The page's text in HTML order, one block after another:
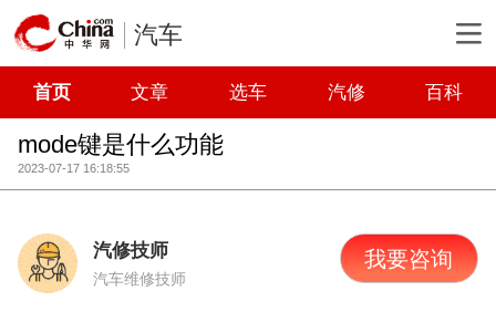
汽车
首页 文章 选车 汽修 百科
mode键是什么功能
2023-07-17 16:18:55
汽修技师
汽车维修技师
我要咨询